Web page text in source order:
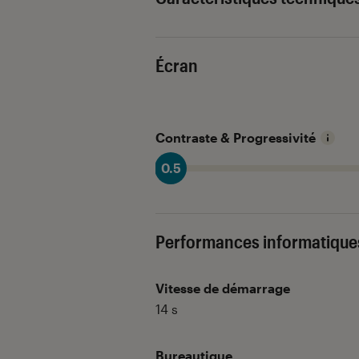
Écran
Contraste & Progressivité
0.5
Performances
Vitesse de démarrage
14 s
Bureautique